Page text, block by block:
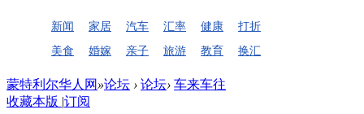
新闻 家居 汽车 汇率 健康
打折
美食
婚嫁 亲子 旅游 教育 换汇
蒙特利尔华人网 »论坛 › 论坛› 车来车往
收藏本版 |订阅